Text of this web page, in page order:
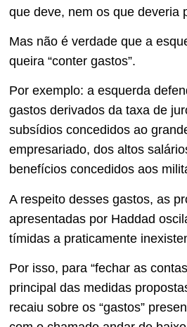
que deve, nem os que deveria
Mas não é verdade que a
queira “conter gastos”.
Por exemplo: a esquerda
gastos derivados da taxa de
subsídios concedidos ao
empresariado, dos altos
benefícios concedidos aos
A respeito desses gastos, as
apresentadas por Haddad
tímidas a praticamente
Por isso, para “fechar as
principal das medidas
recaiu sobre os “gastos”